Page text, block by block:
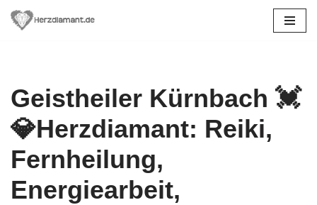
Geistheiler Kürnbach 💓️
💎Herzdiamant: Reiki,
Fernheilung,
Energiearbeit,